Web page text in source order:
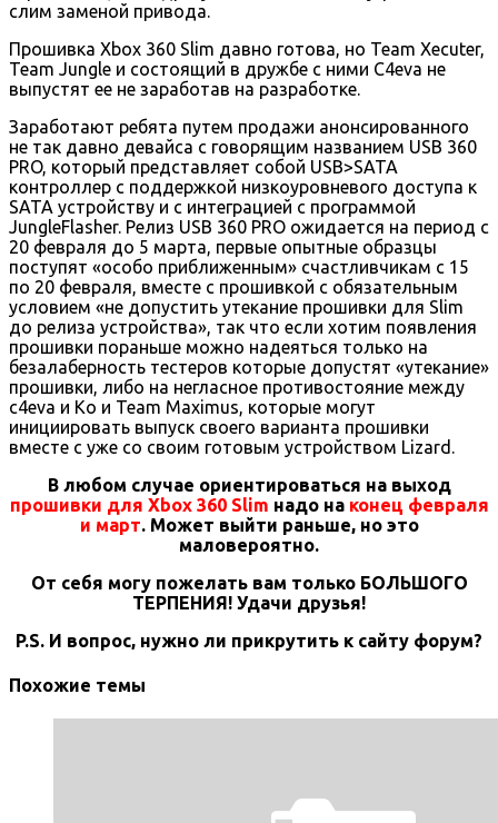
слим заменой привода.
Прошивка Xbox 360 Slim давно готова, но Team Xecuter,
Team Jungle и состоящий в дружбе с ними C4eva не
выпустят ее не заработав на разработке.
Заработают ребята путем продажи анонсированного
не так давно девайса с говорящим названием USB 360
PRO, который представляет собой USB>SATA
контроллер с поддержкой низкоуровневого доступа к
SATA устройству и с интеграцией с программой
JungleFlasher. Релиз USB 360 PRO ожидается на период с
20 февраля до 5 марта, первые опытные образцы
поступят «особо приближенным» счастливчикам с 15
по 20 февраля, вместе с прошивкой с обязательным
условием «не допустить утекание прошивки для Slim
до релиза устройства», так что если хотим появления
прошивки пораньше можно надеяться только на
безалаберность тестеров которые допустят «утекание»
прошивки, либо на негласное противостояние между
c4eva и Ko и Team Maximus, которые могут
инициировать выпуск своего варианта прошивки
вместе с уже со своим готовым устройством Lizard.
В любом случае ориентироваться на выход
прошивки для Xbox 360 Slim надо на конец февраля
и март. Может выйти раньше, но это
маловероятно.
От себя могу пожелать вам только БОЛЬШОГО
ТЕРПЕНИЯ! Удачи друзья!
P.S. И вопрос, нужно ли прикрутить к сайту форум?
Похожие темы